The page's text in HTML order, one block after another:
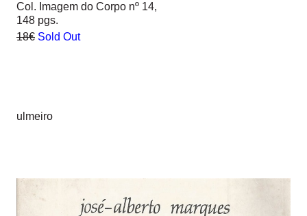
Col. Imagem do Corpo nº 14,
148 pgs.
18€ Sold Out
ulmeiro